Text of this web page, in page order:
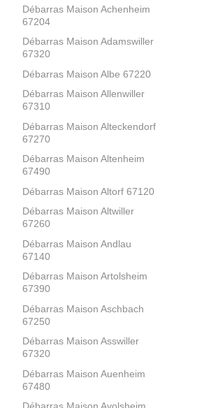
Débarras Maison Achenheim
67204
Débarras Maison Adamswiller
67320
Débarras Maison Albe 67220
Débarras Maison Allenwiller
67310
Débarras Maison Alteckendorf
67270
Débarras Maison Altenheim
67490
Débarras Maison Altorf 67120
Débarras Maison Altwiller
67260
Débarras Maison Andlau
67140
Débarras Maison Artolsheim
67390
Débarras Maison Aschbach
67250
Débarras Maison Asswiller
67320
Débarras Maison Auenheim
67480